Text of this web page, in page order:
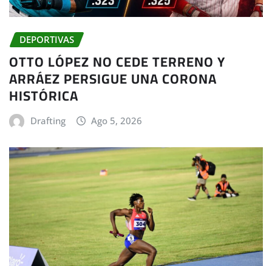
DEPORTIVAS
OTTO LÓPEZ NO CEDE TERRENO Y
ARRÁEZ PERSIGUE UNA CORONA
HISTÓRICA
Drafting Ago 5, 2026